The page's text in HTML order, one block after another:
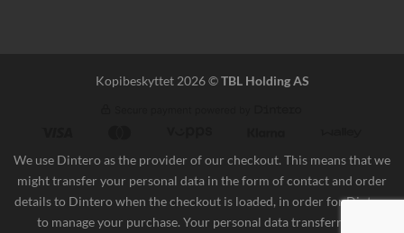
Kopibeskyttet 2026 ©TBL Holding AS
We use Dintero as the provider of our checkout. This means that we
might transfer your personal data in the form of contact and order
details to Dintero when the checkout is loaded, in order for Dintero
to manage your purchase. Your personal data transferred is